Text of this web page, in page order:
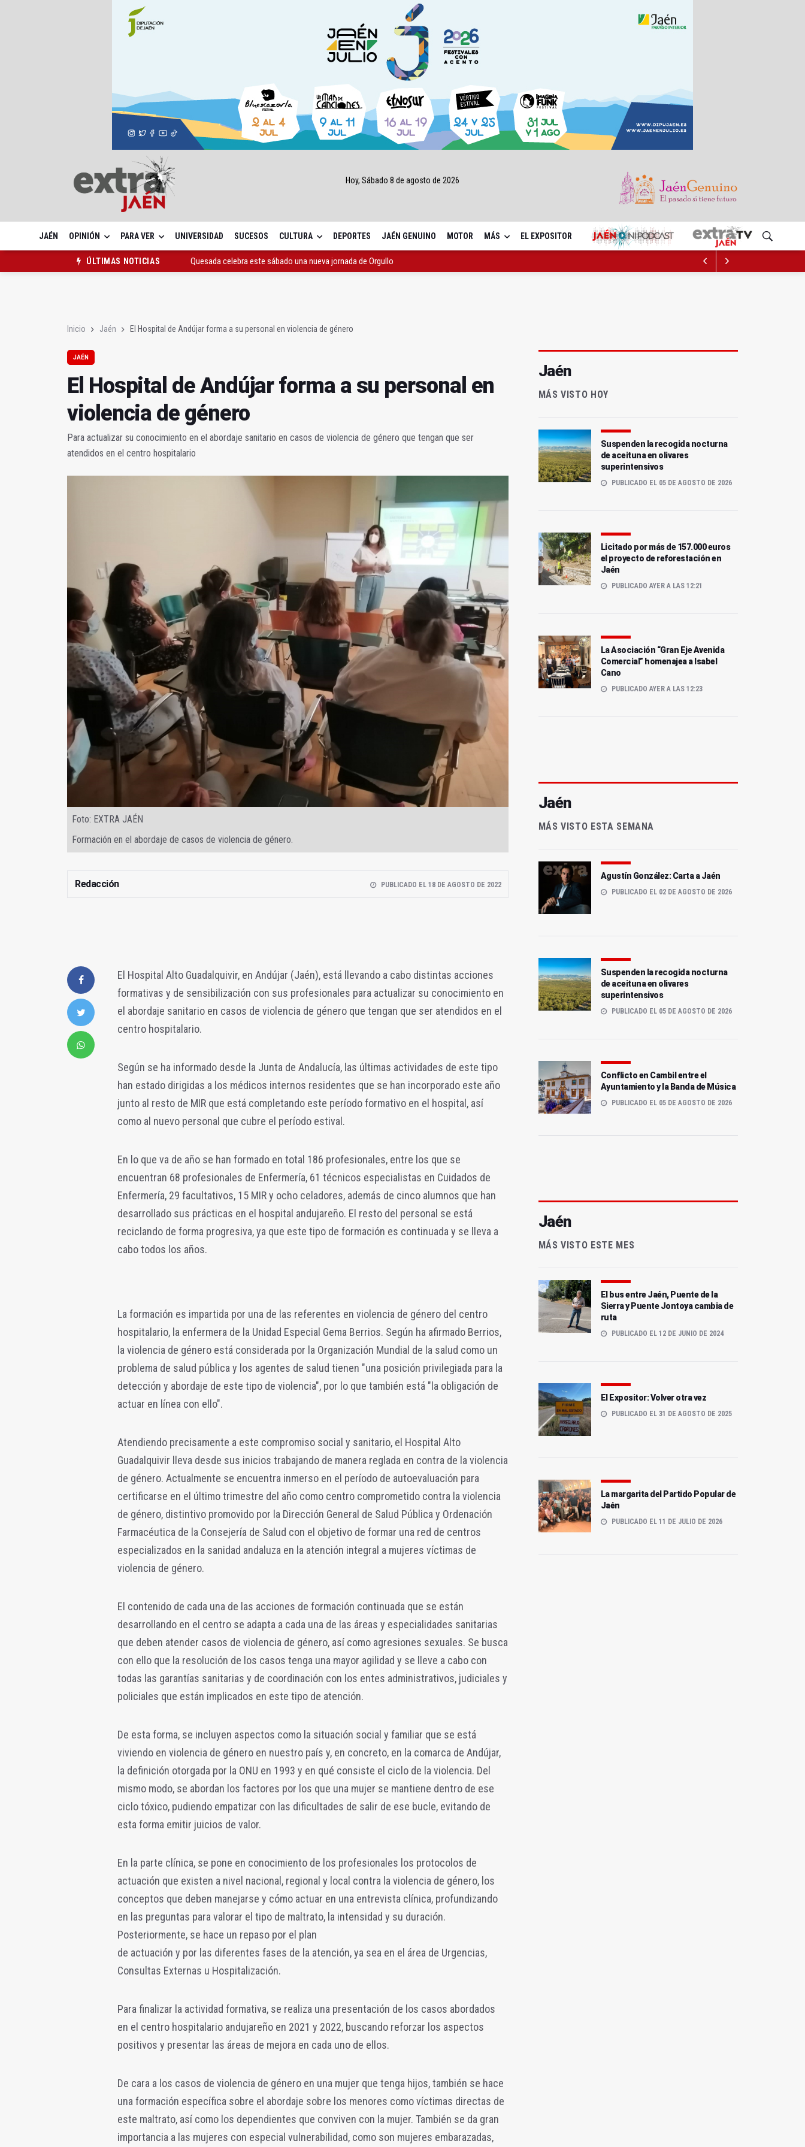
Hoy, Sábado 8 de agosto de 2026
JAÉN OPINIÓN PARA VER UNIVERSIDAD SUCESOS CULTURA DEPORTES JAÉN GENUINO MOTOR MÁS EL EXPOSITOR
ÚLTIMAS NOTICIAS
Quesada celebra este sábado una nueva jornada de Orgullo
Inicio Jaén El Hospital de Andújar forma a su personal en violencia de género
JAÉN
El Hospital de Andújar forma a su personal en
violencia de género
Para actualizar su conocimiento en el abordaje sanitario en casos de violencia de género que tengan que ser
atendidos en el centro hospitalario
Foto: EXTRA JAÉN
Formación en el abordaje de casos de violencia de género.
Redacción PUBLICADO EL 18 DE AGOSTO DE 2022
El Hospital Alto Guadalquivir, en Andújar (Jaén), está llevando a cabo distintas acciones
formativas y de sensibilización con sus profesionales para actualizar su conocimiento en
el abordaje sanitario en casos de violencia de género que tengan que ser atendidos en el
centro hospitalario.
Según se ha informado desde la Junta de Andalucía, las últimas actividades de este tipo
han estado dirigidas a los médicos internos residentes que se han incorporado este año
junto al resto de MIR que está completando este período formativo en el hospital, así
como al nuevo personal que cubre el período estival.
En lo que va de año se han formado en total 186 profesionales, entre los que se
encuentran 68 profesionales de Enfermería, 61 técnicos especialistas en Cuidados de
Enfermería, 29 facultativos, 15 MIR y ocho celadores, además de cinco alumnos que han
desarrollado sus prácticas en el hospital andujareño. El resto del personal se está
reciclando de forma progresiva, ya que este tipo de formación es continuada y se lleva a
cabo todos los años.
La formación es impartida por una de las referentes en violencia de género del centro
hospitalario, la enfermera de la Unidad Especial Gema Berrios. Según ha afirmado Berrios,
la violencia de género está considerada por la Organización Mundial de la salud como un
problema de salud pública y los agentes de salud tienen "una posición privilegiada para la
detección y abordaje de este tipo de violencia", por lo que también está "la obligación de
actuar en línea con ello".
Atendiendo precisamente a este compromiso social y sanitario, el Hospital Alto
Guadalquivir lleva desde sus inicios trabajando de manera reglada en contra de la violencia
de género. Actualmente se encuentra inmerso en el período de autoevaluación para
certificarse en el último trimestre del año como centro comprometido contra la violencia
de género, distintivo promovido por la Dirección General de Salud Pública y Ordenación
Farmacéutica de la Consejería de Salud con el objetivo de formar una red de centros
especializados en la sanidad andaluza en la atención integral a mujeres víctimas de
violencia de género.
El contenido de cada una de las acciones de formación continuada que se están
desarrollando en el centro se adapta a cada una de las áreas y especialidades sanitarias
que deben atender casos de violencia de género, así como agresiones sexuales. Se busca
con ello que la resolución de los casos tenga una mayor agilidad y se lleve a cabo con
todas las garantías sanitarias y de coordinación con los entes administrativos, judiciales y
policiales que están implicados en este tipo de atención.
De esta forma, se incluyen aspectos como la situación social y familiar que se está
viviendo en violencia de género en nuestro país y, en concreto, en la comarca de Andújar,
la definición otorgada por la ONU en 1993 y en qué consiste el ciclo de la violencia. Del
mismo modo, se abordan los factores por los que una mujer se mantiene dentro de ese
ciclo tóxico, pudiendo empatizar con las dificultades de salir de ese bucle, evitando de
esta forma emitir juicios de valor.
En la parte clínica, se pone en conocimiento de los profesionales los protocolos de
actuación que existen a nivel nacional, regional y local contra la violencia de género, los
conceptos que deben manejarse y cómo actuar en una entrevista clínica, profundizando
en las preguntas para valorar el tipo de maltrato, la intensidad y su duración.
Posteriormente, se hace un repaso por el plan
de actuación y por las diferentes fases de la atención, ya sea en el área de Urgencias,
Consultas Externas u Hospitalización.
Para finalizar la actividad formativa, se realiza una presentación de los casos abordados
en el centro hospitalario andujareño en 2021 y 2022, buscando reforzar los aspectos
positivos y presentar las áreas de mejora en cada uno de ellos.
De cara a los casos de violencia de género en una mujer que tenga hijos, también se hace
una formación específica sobre el abordaje sobre los menores como víctimas directas de
este maltrato, así como los dependientes que conviven con la mujer. También se da gran
importancia a las mujeres con especial vulnerabilidad, como son mujeres embarazadas,
Jaén
MÁS VISTO HOY
Suspenden la recogida nocturna
de aceituna en olivares
superintensivos
PUBLICADO EL 05 DE AGOSTO DE 2026
Licitado por más de 157.000 euros
el proyecto de reforestación en
Jaén
PUBLICADO AYER A LAS 12:21
La Asociación “Gran Eje Avenida
Comercial” homenajea a Isabel
Cano
PUBLICADO AYER A LAS 12:23
Jaén
MÁS VISTO ESTA SEMANA
Agustín González: Carta a Jaén
PUBLICADO EL 02 DE AGOSTO DE 2026
Suspenden la recogida nocturna
de aceituna en olivares
superintensivos
PUBLICADO EL 05 DE AGOSTO DE 2026
Conflicto en Cambil entre el
Ayuntamiento y la Banda de Música
PUBLICADO EL 05 DE AGOSTO DE 2026
Jaén
MÁS VISTO ESTE MES
El bus entre Jaén, Puente de la
Sierra y Puente Jontoya cambia de
ruta
PUBLICADO EL 12 DE JUNIO DE 2024
El Expositor: Volver otra vez
PUBLICADO EL 31 DE AGOSTO DE 2025
La margarita del Partido Popular de
Jaén
PUBLICADO EL 11 DE JULIO DE 2026